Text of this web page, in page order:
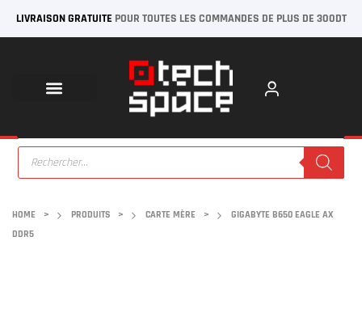
LIVRAISON GRATUITE POUR TOUTES LES COMMANDES DE PLUS DE 300DT
HOME > PRODUITS > CARTE MÈRE >
GIGABYTE B650 EAGLE AX
DDR5